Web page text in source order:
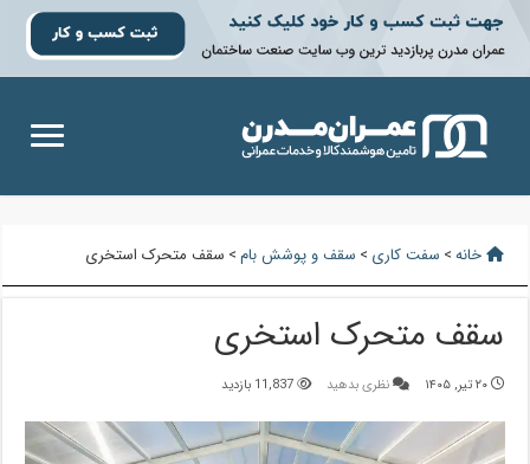
خانه> سفت کاری > سقف و پوشش بام> سقف متحرک استخری
سقف متحرک استخری
۲۰ تیر, ۱۴۰۵ نظری بدهید 11,837 بازدید